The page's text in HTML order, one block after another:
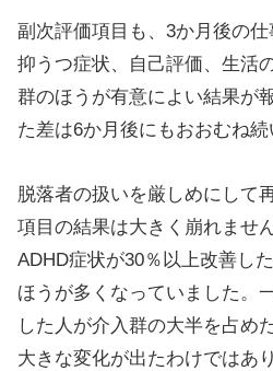
副次評価項目も、3か月後の仕
抑うつ症状、自己評価、生活
群のほうが有意によい結果が
た差は6か月後にもおおむね続
脱落者の扱いを厳しめにして
項目の結果は大きく崩れませ
ADHD症状が30％以上改善し
ほうが多くなっていました。
した人が介入群の大半を占め
大きな変化が出たわけではあ